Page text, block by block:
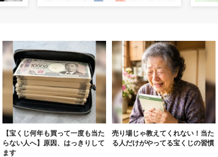
【宝くじ何年も買って一度も当た
らない人へ】原因、はっきりして
ます
売り場じゃ教えてくれない！当た
る人だけがやってる宝くじの習慣